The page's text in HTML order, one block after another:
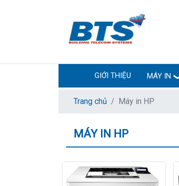
GIỚI THIỆU MÁY IN
Trang chủ Máy in HP
MÁY IN HP